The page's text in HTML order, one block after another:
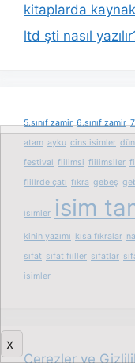
kitaplarda
ltd şti nasıl
5.sınıf zamir 6.sınıf zamir
atam ayku cins isimler
festival fiilimsi fiilimsiler
fiillrde çatı fıkra gebeş
isimler isim
kinin yazımı kısa fıkralar
sıfat sıfat fiiller sıfatlar
isimler
Çerezler ve
x